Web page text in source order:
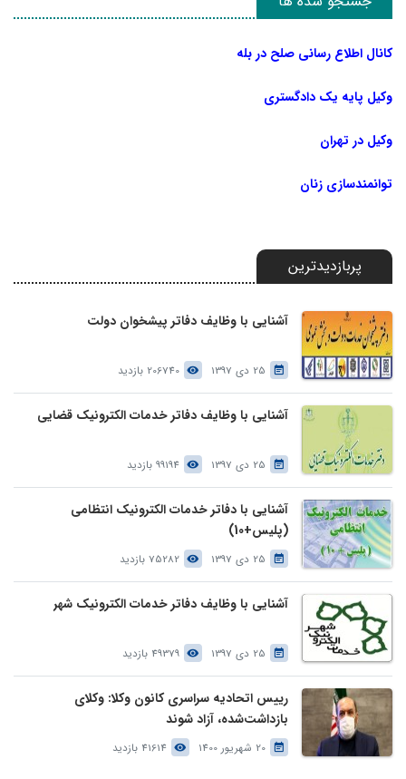
کانال اطلاع رسانی صلح در بله
وکیل پایه یک دادگستری
وکیل در تهران
توانمندسازی زنان
پربازدیدترین
آشنایی با وظایف دفاتر پیشخوان دولت
25 دی 1397 206740 بازدید
آشنایی با وظایف دفاتر خدمات الکترونیک قضایی
25 دی 1397 99194 بازدید
آشنایی با دفاتر خدمات الکترونیک انتظامی
(پلیس+10)
25 دی 1397 75282 بازدید
آشنایی با وظایف دفاتر خدمات الکترونیک شهر
25 دی 1397 49379 بازدید
رییس اتحادیه سراسری کانون وکلا: وکلای
بازداشت‌شده، آزاد شوند
20 شهریور 1400 41614 بازدید